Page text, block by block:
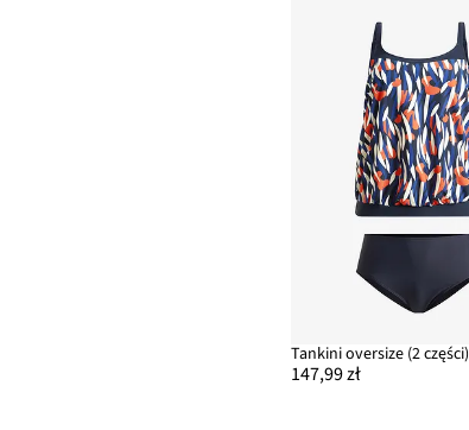
Tankini oversize (2 części)
147,99 zł